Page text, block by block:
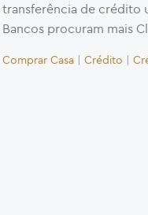
transferência de crédito
Bancos procuram mais
Comprar Casa Crédito